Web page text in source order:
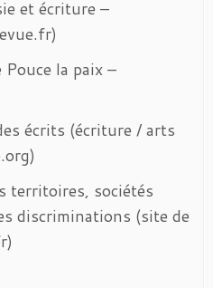
et écriture –
la paix –
écrits (écriture / arts
territoires, sociétés
discriminations (site de